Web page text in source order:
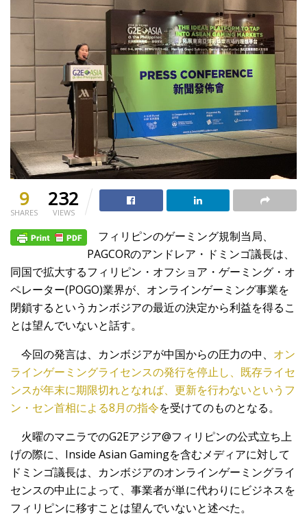
9
SHARES
232
VIEWS
フィリピンのゲーミング規制当局、
PAGCORのアンドレア・ドミンゴ議長は、
同国で拡大するフィリピン・オフショア・ゲーミング・オ
ペレーター(POGO)業界が、オンラインゲーミング事業を
閉鎖するというカンボジアの最近の決定から利益を得るこ
とは望んでいないと話す。
今回の発言は、カンボジアが中国からの圧力の中、 オン
ラインゲーミングライセンスの発行を停止し、既存ライセ
ンスが年末に期限切れとなれば、更新を行わないというフ
ン・セン首相による8月の指令を受けてのものとなる。
火曜のマニラでのG2Eアジア@フィリピンの公式立ち上
げの際に、Inside Asian Gamingを含むメディアに対して
ドミンゴ議長は、カンボジアのオンラインゲーミングライ
センスの中止によって、事業者が単に代わりにビジネスを
フィリピンに移すことは望んでいないと述べた。